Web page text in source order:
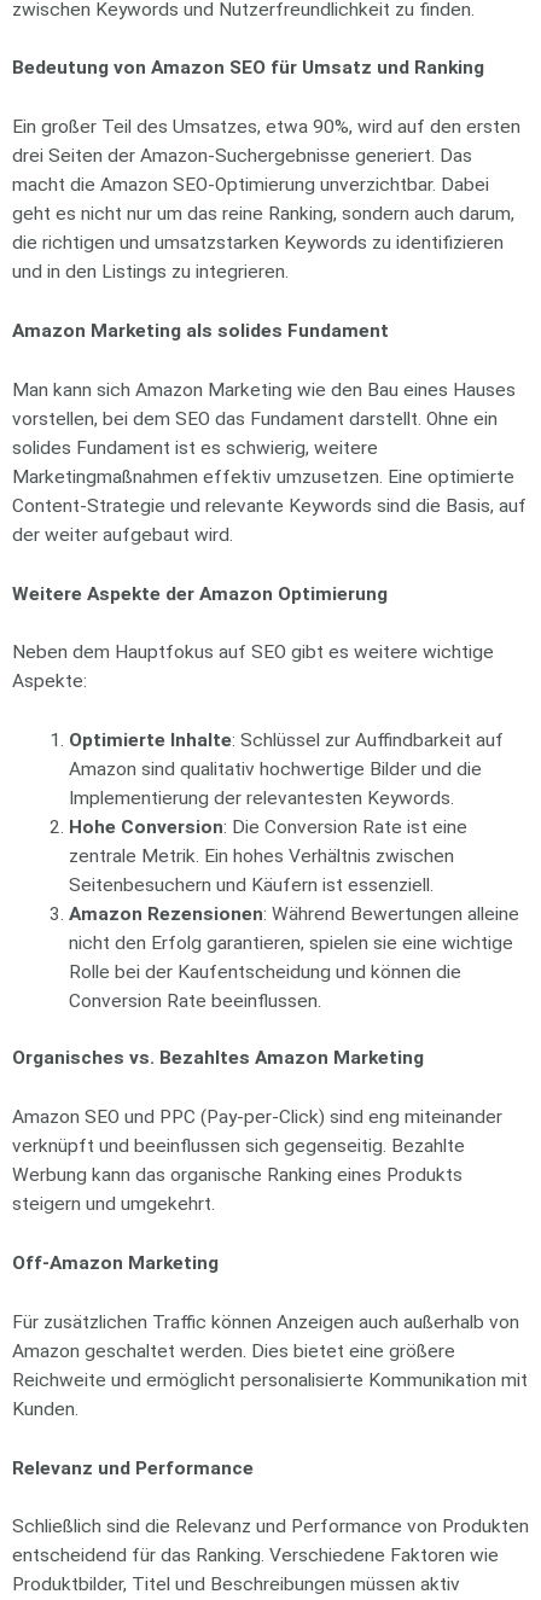
zwischen Keywords und Nutzerfreundlichkeit zu finden.
Bedeutung von Amazon SEO für Umsatz und Ranking
Ein großer Teil des Umsatzes, etwa 90%, wird auf den ersten
drei Seiten der Amazon-Suchergebnisse generiert. Das
macht die Amazon SEO-Optimierung unverzichtbar. Dabei
geht es nicht nur um das reine Ranking, sondern auch darum,
die richtigen und umsatzstarken Keywords zu identifizieren
und in den Listings zu integrieren.
Amazon Marketing als solides Fundament
Man kann sich Amazon Marketing wie den Bau eines Hauses
vorstellen, bei dem SEO das Fundament darstellt. Ohne ein
solides Fundament ist es schwierig, weitere
Marketingmaßnahmen effektiv umzusetzen. Eine optimierte
Content-Strategie und relevante Keywords sind die Basis, auf
der weiter aufgebaut wird.
Weitere Aspekte der Amazon Optimierung
Neben dem Hauptfokus auf SEO gibt es weitere wichtige
Aspekte:
Optimierte Inhalte: Schlüssel zur Auffindbarkeit auf
Amazon sind qualitativ hochwertige Bilder und die
Implementierung der relevantesten Keywords.
Hohe Conversion: Die Conversion Rate ist eine
zentrale Metrik. Ein hohes Verhältnis zwischen
Seitenbesuchern und Käufern ist essenziell.
Amazon Rezensionen: Während Bewertungen alleine
nicht den Erfolg garantieren, spielen sie eine wichtige
Rolle bei der Kaufentscheidung und können die
Conversion Rate beeinflussen.
Organisches vs. Bezahltes Amazon Marketing
Amazon SEO und PPC (Pay-per-Click) sind eng miteinander
verknüpft und beeinflussen sich gegenseitig. Bezahlte
Werbung kann das organische Ranking eines Produkts
steigern und umgekehrt.
Off-Amazon Marketing
Für zusätzlichen Traffic können Anzeigen auch außerhalb von
Amazon geschaltet werden. Dies bietet eine größere
Reichweite und ermöglicht personalisierte Kommunikation mit
Kunden.
Relevanz und Performance
Schließlich sind die Relevanz und Performance von Produkten
entscheidend für das Ranking. Verschiedene Faktoren wie
Produktbilder, Titel und Beschreibungen müssen aktiv